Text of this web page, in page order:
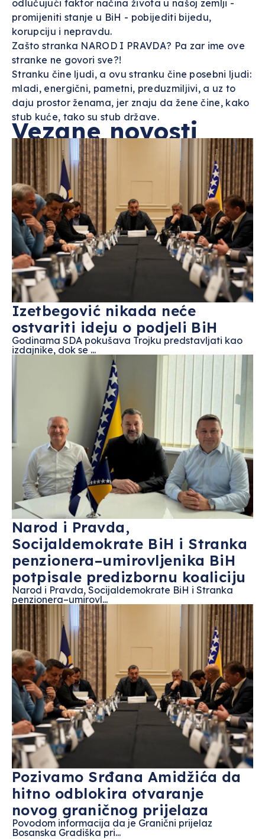
odlučujući faktor načina života u našoj zemlji -
promijeniti stanje u BiH - pobijediti bijedu,
korupciju i nepravdu.
Zašto stranka NAROD I PRAVDA? Pa zar ime ove
stranke ne govori sve?!
Stranku čine ljudi, a ovu stranku čine posebni ljudi:
mladi, energični, pametni, preduzmiljivi, a uz to
daju prostor ženama, jer znaju da žene čine, kako
stub kuće, tako su stub države.
Vezane novosti
Izetbegović nikada neće
ostvariti ideju o podjeli BiH
Godinama SDA pokušava Trojku predstavljati kao
izdajnike, dok se ...
Narod i Pravda,
Socijaldemokrate BiH i Stranka
penzionera–umirovljenika BiH
potpisale predizbornu koaliciju
Narod i Pravda, Socijaldemokrate BiH i Stranka
penzionera–umirovl...
Pozivamo Srđana Amidžića da
hitno odblokira otvaranje
novog graničnog prijelaza
Povodom informacija da je Granični prijelaz
Bosanska Gradiška pri...